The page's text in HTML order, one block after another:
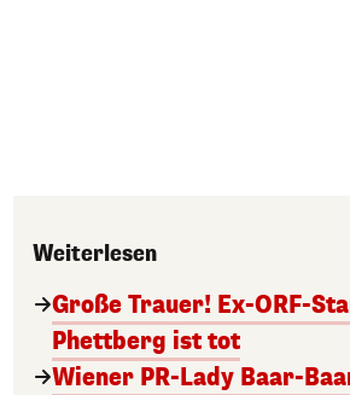
Weiterlesen
Große Trauer! Ex-ORF-
Phettberg ist tot
Wiener PR-Lady Baar-